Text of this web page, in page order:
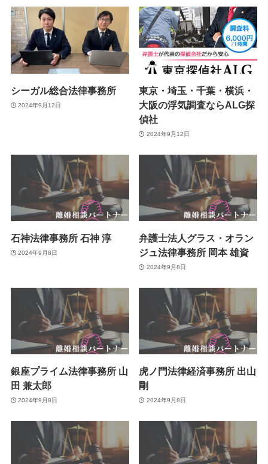
シーガル総合法律事務所
2024年9月12日
東京・埼玉・千葉・横浜・
大阪の浮気調査ならALG探
偵社
2024年9月12日
石神法律事務所 石神 淳
2024年9月8日
弁護士法人グラス・オラン
ジュ法律事務所 岡本 雄資
2024年9月8日
銀座プライム法律事務所 山
田 兼太郎
2024年9月8日
虎ノ門法律経済事務所 出山
剛
2024年9月8日